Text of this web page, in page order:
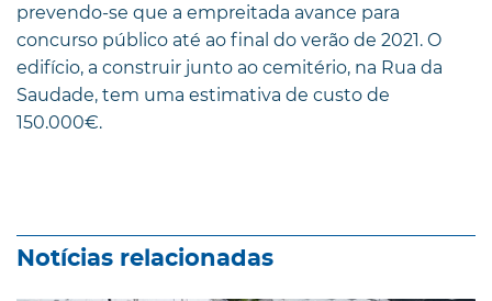
prevendo-se que a empreitada avance para
concurso público até ao final do verão de 2021. O
edifício, a construir junto ao cemitério, na Rua da
Saudade, tem uma estimativa de custo de
150.000€.
Notícias relacionadas